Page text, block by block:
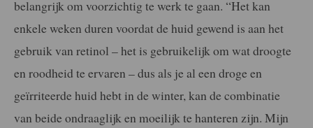
belangrijk om voorzichtig te werk te gaan. “Het kan
enkele weken duren voordat de huid gewend is aan het
gebruik van retinol – het is gebruikelijk om wat droogte
en roodheid te ervaren – dus als je al een droge en
geïrriteerde huid hebt in de winter, kan de combinatie
van beide ondraaglijk en moeilijk te hanteren zijn. Mijn